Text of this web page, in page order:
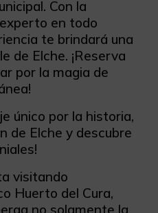
Con la
en todo
te brindará una
de Elche. ¡Reserva
por la magia de
único por la historia,
de Elche y descubre
visitando
Huerto del Cura,
no solamente la